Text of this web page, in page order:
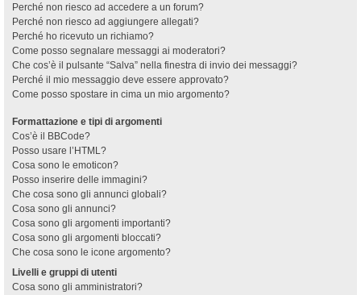
Perché non riesco ad accedere a un forum?
Perché non riesco ad aggiungere allegati?
Perché ho ricevuto un richiamo?
Come posso segnalare messaggi ai moderatori?
Che cos’è il pulsante “Salva” nella finestra di invio dei messaggi?
Perché il mio messaggio deve essere approvato?
Come posso spostare in cima un mio argomento?
Formattazione e tipi di argomenti
Cos’è il BBCode?
Posso usare l’HTML?
Cosa sono le emoticon?
Posso inserire delle immagini?
Che cosa sono gli annunci globali?
Cosa sono gli annunci?
Cosa sono gli argomenti importanti?
Cosa sono gli argomenti bloccati?
Che cosa sono le icone argomento?
Livelli e gruppi di utenti
Cosa sono gli amministratori?